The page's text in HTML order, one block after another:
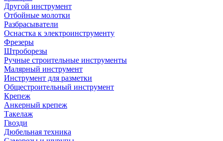
Другой инструмент
Отбойные молотки
Разбрасыватели
Оснастка к электроинструменту
Фрезеры
Штроборезы
Ручные строительные инструменты
Малярный инструмент
Инструмент для разметки
Общестроительный инструмент
Крепеж
Анкерный крепеж
Такелаж
Гвозди
Дюбельная техника